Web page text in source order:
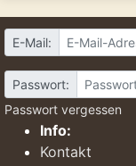
E-Mail:
Passwort:
Passwort vergessen
Info:
Kontakt